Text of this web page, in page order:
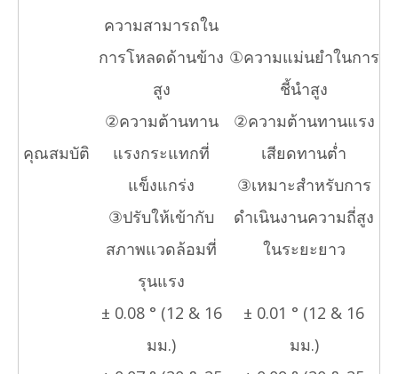
คุณสมบัติ
ความสามารถใน
การโหลดด้านข้าง
สูง
②ความต้านทาน
แรงกระแทกที่
แข็งแกร่ง
③ปรับให้เข้ากับ
สภาพแวดล้อมที่
รุนแรง
①ความแม่นยำในการ
ชี้นำสูง
②ความต้านทานแรง
เสียดทานต่ำ
③เหมาะสำหรับการ
ดำเนินงานความถี่สูง
ในระยะยาว
± 0.08 ° (12 & 16
มม.)
± 0.01 ° (12 & 16
มม.)